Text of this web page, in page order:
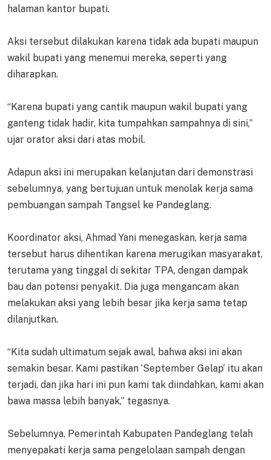
halaman kantor bupati.
Aksi tersebut dilakukan karena tidak ada bupati maupun
wakil bupati yang menemui mereka, seperti yang
diharapkan.
“Karena bupati yang cantik maupun wakil bupati yang
ganteng tidak hadir, kita tumpahkan sampahnya di sini,”
ujar orator aksi dari atas mobil.
Adapun aksi ini merupakan kelanjutan dari demonstrasi
sebelumnya, yang bertujuan untuk menolak kerja sama
pembuangan sampah Tangsel ke Pandeglang.
Koordinator aksi, Ahmad Yani menegaskan, kerja sama
tersebut harus dihentikan karena merugikan masyarakat,
terutama yang tinggal di sekitar TPA, dengan dampak
bau dan potensi penyakit. Dia juga mengancam akan
melakukan aksi yang lebih besar jika kerja sama tetap
dilanjutkan.
“Kita sudah ultimatum sejak awal, bahwa aksi ini akan
semakin besar. Kami pastikan ‘September Gelap’ itu akan
terjadi, dan jika hari ini pun kami tak diindahkan, kami akan
bawa massa lebih banyak,” tegasnya.
Sebelumnya, Pemerintah Kabupaten Pandeglang telah
menyepakati kerja sama pengelolaan sampah dengan